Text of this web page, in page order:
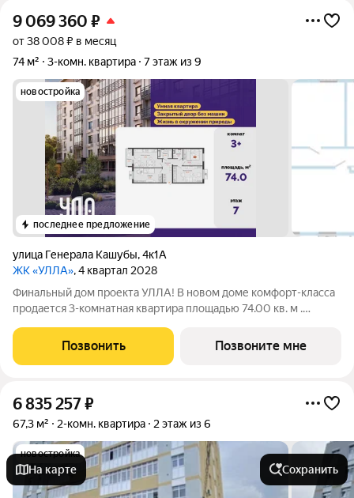
9 069 360 ₽
от 38 008 ₽ в месяц
74 м²
3-комн. квартира 7 этаж из 9
новостройка
последнее предложение
улица Генерала Кашубы,4к1А
ЖК «УЛЛА», 4 квартал 2028
Финальный дом проекта УЛЛА! В новом доме комфорт-класса
продается 3-комнатная квартира площадью 74.00 кв. м .
федерального застройщика «Железно». Транспортная
доступность и окружение - 2
Позвонить Позвоните мне
6 835 257₽
67,3 м² 2-комн. квартира 2 этаж из 6
новостройка
На карте Сохранить